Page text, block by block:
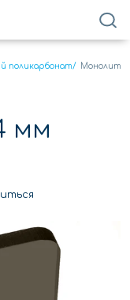
поликарбонат/
мм